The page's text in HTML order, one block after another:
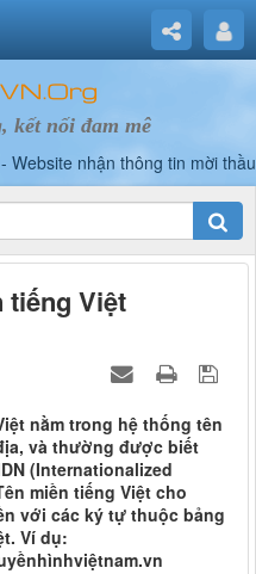
kết nối đam mê
tiếng Việt
nằm trong hệ thống tên
và thường được biết
(Internationalized
miền tiếng Việt cho
với các ký tự thuộc bảng
Ví dụ: